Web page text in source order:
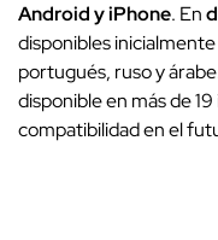
Android y iPhone. En
disponibles
portugués, ruso y
disponible en más de
compatibilidad en el